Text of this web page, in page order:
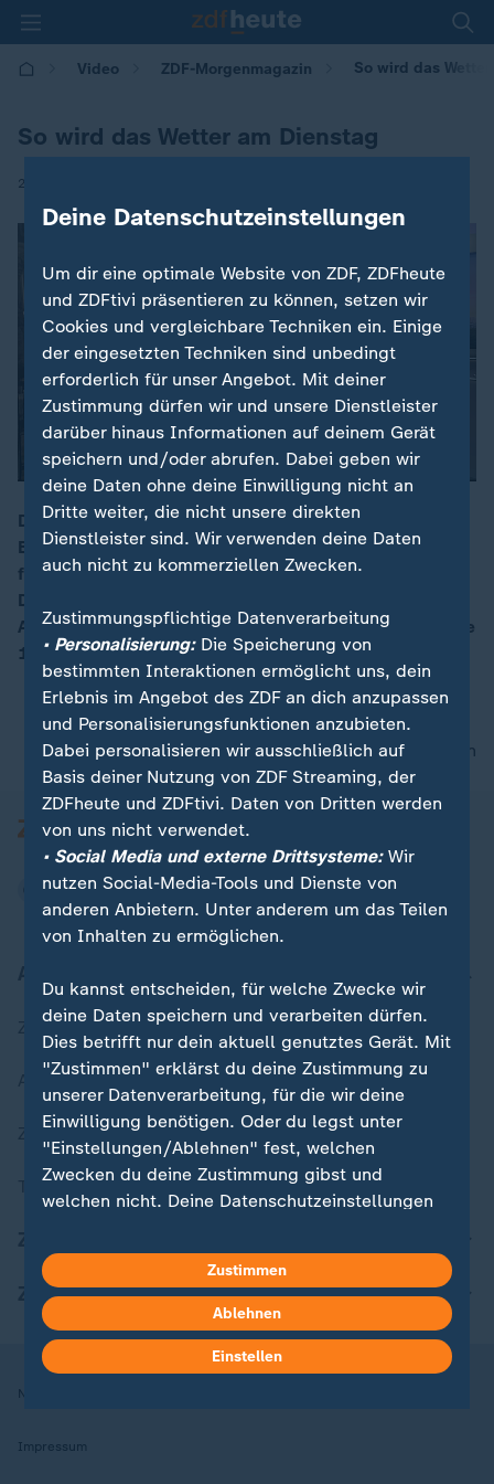
Video ZDF-Morgenmagazin So wird das
So wird das Wetter am Dienstag
29.10.2024 | 05:30
00:15
Der Dienstag zeigt sich zweigeteilt: Während sich das
Bergland und Alpenvorland über viel Sonnenschein
freuen können, kämpft der Norden mit Regenwolken.
Dazwischen: Zäher Nebel mit nur kurzen sonnigen
Abschnitten. Die Temperaturen erreichen frühlingshafte
19 Grad.
nach oben
Zuletzt veröffentlicht
Aktuelle Sendungs-Videos
ZDFheute Stories
Themen im Überblick
ZDFheute Apps
Nutzungsbedingungen
Impressum
Deine Datenschutzeinstellungen
Um dir eine optimale Website von ZDF, ZDFheute
und ZDFtivi präsentieren zu können, setzen wir
Cookies und vergleichbare Techniken ein. Einige
der eingesetzten Techniken sind unbedingt
erforderlich für unser Angebot. Mit deiner
Zustimmung dürfen wir und unsere Dienstleister
darüber hinaus Informationen auf deinem Gerät
speichern und/oder abrufen. Dabei geben wir
deine Daten ohne deine Einwilligung nicht an
Dritte weiter, die nicht unsere direkten
Dienstleister sind. Wir verwenden deine Daten
auch nicht zu kommerziellen Zwecken.
Zustimmungspflichtige Datenverarbeitung
• Personalisierung:Die Speicherung von
bestimmten Interaktionen ermöglicht uns, dein
Erlebnis im Angebot des ZDF an dich anzupassen
und Personalisierungsfunktionen anzubieten.
Dabei personalisieren wir ausschließlich auf
Basis deiner Nutzung von ZDF Streaming, der
ZDFheute und ZDFtivi. Daten von Dritten werden
von uns nicht verwendet.
• Social Media und externe Drittsysteme:Wir
nutzen Social-Media-Tools und Dienste von
anderen Anbietern. Unter anderem um das Teilen
von Inhalten zu ermöglichen.
Du kannst entscheiden, für welche Zwecke wir
deine Daten speichern und verarbeiten dürfen.
Dies betrifft nur dein aktuell genutztes Gerät. Mit
"Zustimmen" erklärst du deine Zustimmung zu
unserer Datenverarbeitung, für die wir deine
Einwilligung benötigen. Oder du legst unter
"Einstellungen/Ablehnen" fest, welchen
Zwecken du deine Zustimmung gibst und
welchen nicht. Deine Datenschutzeinstellungen
in deinen Einstellungen widerrufen oder ändern.
Hier findest du das Impressum.
Weitere Informationen findest du in unserer
Datenschutzerklärung.
Zustimmen
Ablehnen
Einstellen